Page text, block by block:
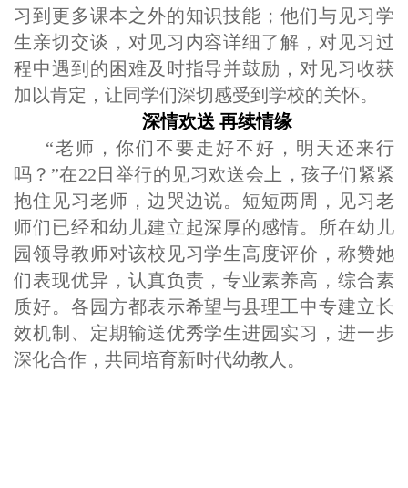
习到更多课本之外的知识技能；他们与见习学
生亲切交谈，对见习 内容详细了解，对见习过
程中遇到的困难及时指导并鼓励，对见习 收获
加以肯定，让同学们深切感受到学校的关怀。
深情欢送 再续情缘
“老师，你们不要走好不好，明天还来行
吗？”在22日举行的见习欢送会上，孩子们 紧紧
抱住 见习老师，边哭边说。短短两周，见习老
师们已经和幼儿建立起深厚的感情。所在幼儿
园领导教师对该校见习学生高度评价，称赞她
们表现优异，认真负责，专业素养高，综合素
质好。 各园方都表示希望与县理工中专建立长
效机制、定期输送优秀学生进园实习，进一步
深化合作，共同培育新时代幼教人。